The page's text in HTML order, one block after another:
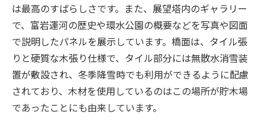
は最高のすばらしさです。また、展望塔内のギャラリー
で、富岩運河の歴史や環水公園の概要などを写真や図面
で説明したパネルを展示しています。橋面は、タイル張
りと硬質な木張り仕様で、タイル部分には無散水消雪装
置が敷設され、冬季降雪時でも利用ができるように配慮
されており、木材を使用しているのはこの場所が貯木場
であったことにも由来しています。